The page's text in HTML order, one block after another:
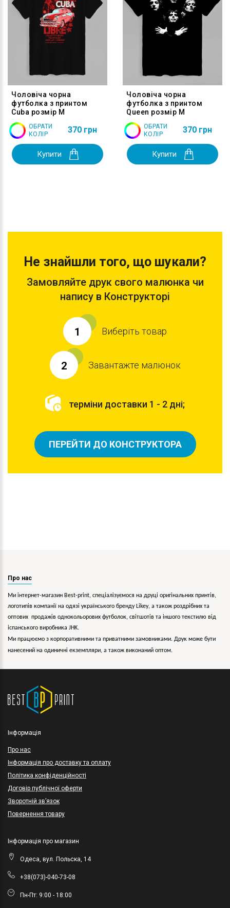
Чоловіча чорна
футболка з принтом
Cuba розмір M
ОБРАТИ
КОЛІР
370 грн
Купити
Чоловіча чорна
футболка з принтом
Queen розмір M
ОБРАТИ
КОЛІР
370 грн
Купити
Не знайшли того, що шукали?
Замовляйте друк свого малюнка чи
напису в Конструкторі
1 Виберіть товар
2 Завантажте малюнок
терміни доставки 1 - 2 дні;
ПЕРЕЙТИ ДО КОНСТРУКТОРА
Про нас
Ми інтернет-магазин Best-print, спеціалізуємося на друці оригінальних принтів,
логотипів компанії на одязі українського бренду Likey, а також роздрібних та
оптових продажів однокольорових футболок, світшотів та іншого текстилю від
іспанського виробника JHK.
Ми працюємо з корпоративними та приватними замовниками. Друк може бути
нанесений на одиничні екземпляри, а також виконаний оптом.
Інформація
Про нас
Інформація про доставку та оплату
Політика конфіденційності
Договір публічної оферти
Зворотній зв’язок
Повернення товару
Інформація про магазин
Одеса, вул. Польска, 14
+38(073)-040-73-08
Пн-Пт: 9:00 - 18:00